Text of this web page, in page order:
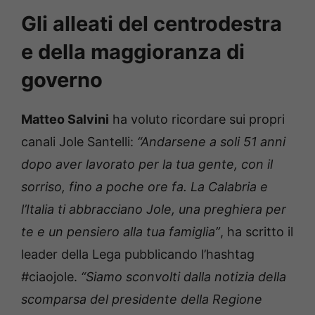
Gli alleati del centrodestra
e della maggioranza di
governo
Matteo Salvini ha voluto ricordare sui propri
canali Jole Santelli: “Andarsene a soli 51 anni
dopo aver lavorato per la tua gente, con il
sorriso, fino a poche ore fa. La Calabria e
l’Italia ti abbracciano Jole, una preghiera per
te e un pensiero alla tua famiglia”, ha scritto il
leader della Lega pubblicando l’hashtag
#ciaojole. “Siamo sconvolti dalla notizia della
scomparsa del presidente della Regione